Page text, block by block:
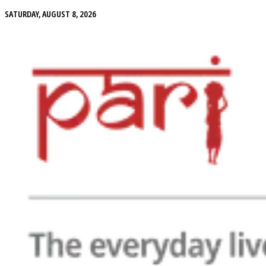
SATURDAY, AUGUST 8, 2026